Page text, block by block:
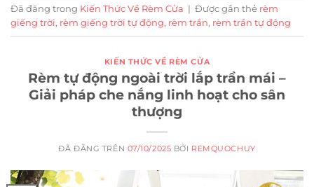
Đã đăng trong Kiến Thức Về Rèm Cửa | Được gắn thẻ rèm
giếng trời, rèm giếng trời tự động, rèm trần, rèm trần tự động
KIẾN THỨC VỀ RÈM CỬA
Rèm tự động ngoài trời lắp trần mái –
Giải pháp che nắng linh hoạt cho sân
thượng
ĐÃ ĐĂNG TRÊN 07/10/2025 BỞI REMQUOCHUY